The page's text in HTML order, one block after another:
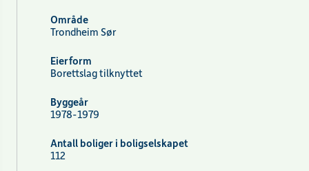
Område
Trondheim Sør
Eierform
Borettslag tilknyttet
Byggeår
1978-1979
Antall boliger i boligselskapet
112